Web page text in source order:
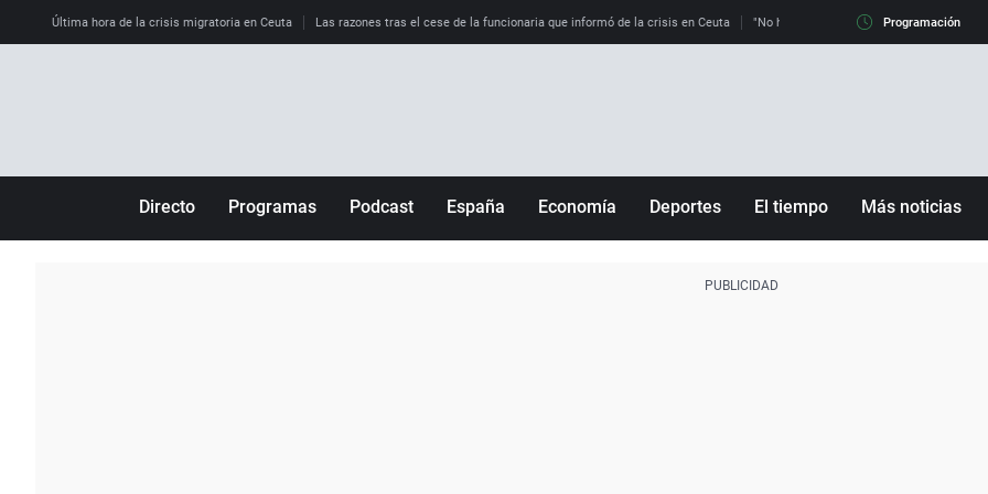
Última hora de la crisis migratoria en Ceuta Las razones tras el cese de la funcionaria que informó de la crisis en Ceuta "No hay mafias, que no nos engañen":
Programación
Directo Programas Podcast España Economía Deportes El tiempo Más noticias